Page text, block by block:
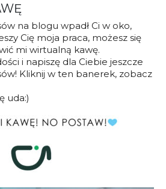
na blogu wpadł Ci w oko,
Cię moja praca, możesz się
mi wirtualną kawę.
i napiszę dla Ciebie jeszcze
Kliknij w ten banerek, zobacz
uda:)